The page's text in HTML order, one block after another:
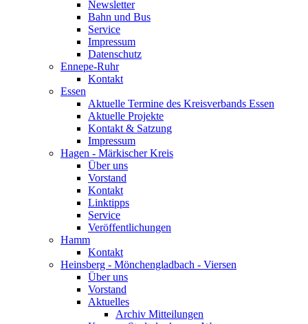
Newsletter
Bahn und Bus
Service
Impressum
Datenschutz
Ennepe-Ruhr
Kontakt
Essen
Aktuelle Termine des Kreisverbands Essen
Aktuelle Projekte
Kontakt & Satzung
Impressum
Hagen - Märkischer Kreis
Über uns
Vorstand
Kontakt
Linktipps
Service
Veröffentlichungen
Hamm
Kontakt
Heinsberg - Mönchengladbach - Viersen
Über uns
Vorstand
Aktuelles
Archiv Mitteilungen